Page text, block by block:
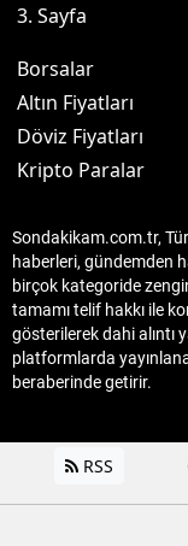
3. Sayfa
Borsalar
Altın Fiyatları
Döviz Fiyatları
Kripto Paralar
Sondakikam.com.tr,
haberleri, gündemden
birçok kategoride
tamamı telif hakkı ile
gösterilerek dahi alıntı
platformlarda
beraberinde getirir.
RSS